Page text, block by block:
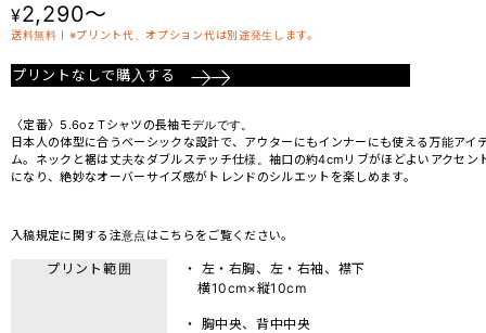
¥2,290～
送料無料丨※プリント代、オプション代は別途発生します。
プリントなしで購入する
〈定番〉5.6oz Tシャツの長袖モデルです。
日本人の体型に合うベーシックな設計で、アウターにもインナーにも使える万能アイ
ム。ネックと裾は丈夫なダブルステッチ仕様。袖口の約4cmリブがほどよいアクセン
になり、絶妙なオーバーサイズ感がトレンドのシルエットを楽しめます。
入稿規定に関する注意点は こちら をご覧ください。
プリント範囲
・ 左・右胸、左・右袖、襟下
横10cm×縦10cm
・ 胸中央、背中中央